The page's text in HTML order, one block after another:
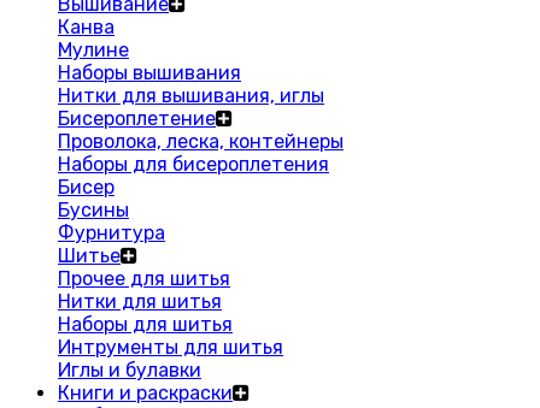
Канва
Мулине
Наборы вышивания
Нитки для вышивания, иглы
Бисероплетение
Проволока, леска, контейнеры
Наборы для бисероплетения
Бисер
Бусины
Фурнитура
Шитье
Прочее для шитья
Нитки для шитья
Наборы для шитья
Интрументы для шитья
Иглы и булавки
Книги и раскраски